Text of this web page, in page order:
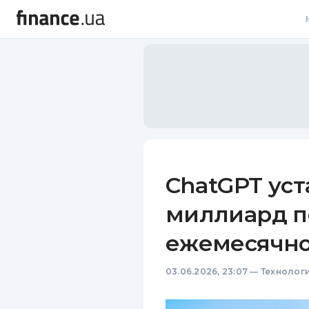
ChatGPT
миллиард
03.06.2026, 23:07 —